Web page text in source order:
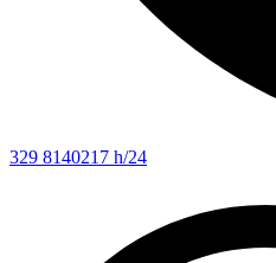
329 8140217 h/24